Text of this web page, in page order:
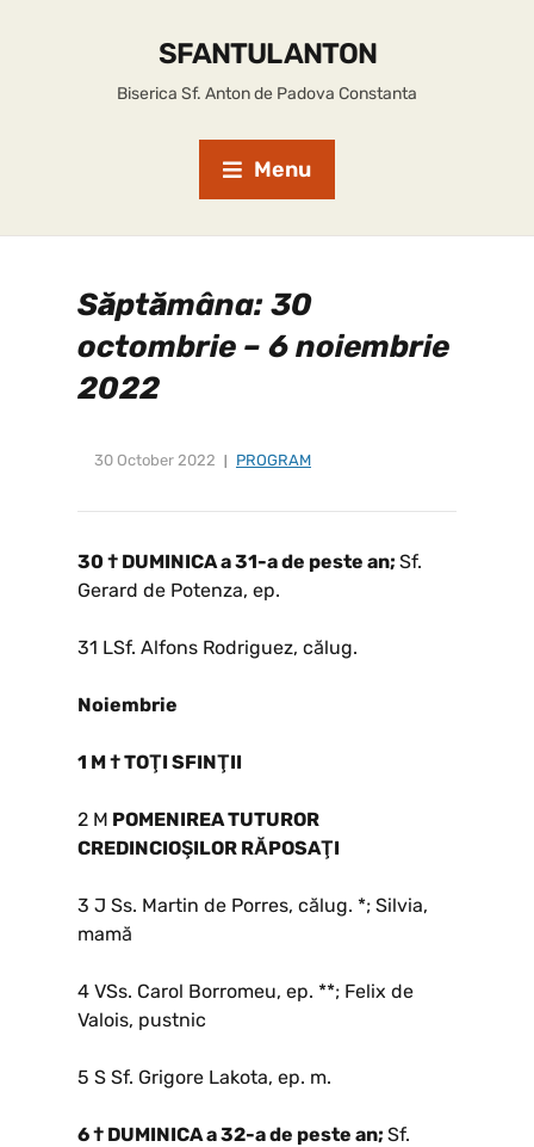
SFANTUL ANTON
Biserica Sf. Anton de Padova Constanta
Menu
Săptămâna: 30
octombrie – 6 noiembrie
2022
30 October 2022 PROGRAM
30 † DUMINICA a 31-a de peste an; Sf.
Gerard de Potenza, ep.
31 LSf. Alfons Rodriguez, călug.
Noiembrie
1 M † TOŢI SFINŢII
2 M POMENIREA TUTUROR
CREDINCIOŞILOR RĂPOSAŢI
3 J Ss. Martin de Porres, călug. *; Silvia,
mamă
4 VSs. Carol Borromeu, ep. **; Felix de
Valois, pustnic
5 S Sf. Grigore Lakota, ep. m.
6 † DUMINICA a 32-a de peste an; Sf.